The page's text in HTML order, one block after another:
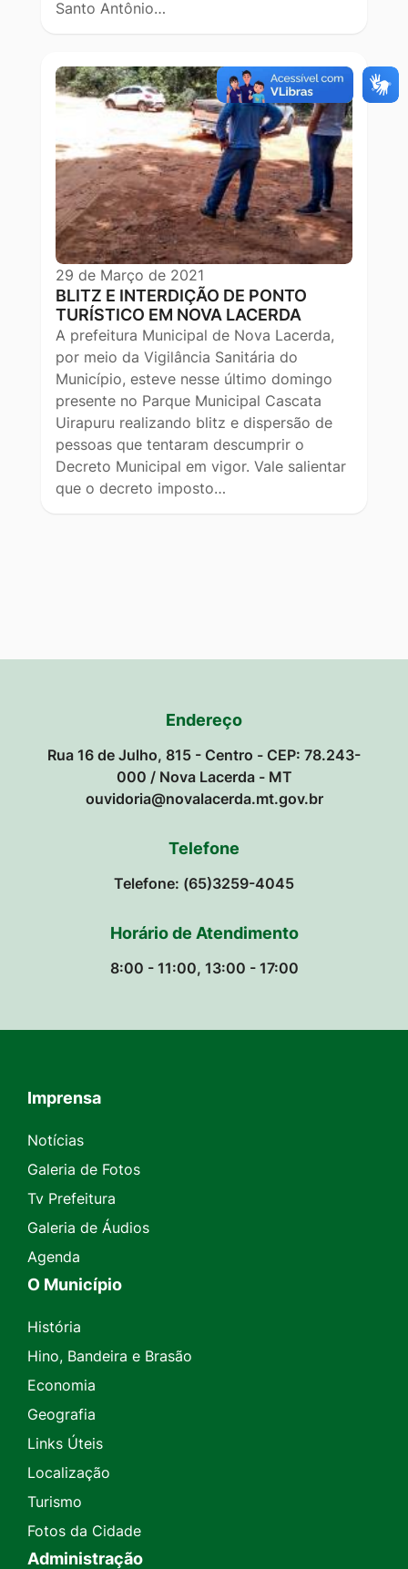
Santo Antônio…
29 de Março de 2021
BLITZ E INTERDIÇÃO DE PONTO
TURÍSTICO EM NOVA LACERDA
A prefeitura Municipal de Nova Lacerda,
por meio da Vigilância Sanitária do
Município, esteve nesse último domingo
presente no Parque Municipal Cascata
Uirapuru realizando blitz e dispersão de
pessoas que tentaram descumprir o
Decreto Municipal em vigor. Vale salientar
que o decreto imposto…
Endereço
Rua 16 de Julho, 815 - Centro - CEP: 78.243-
000 / Nova Lacerda - MT
ouvidoria@novalacerda.mt.gov.br
Telefone
Telefone: (65)3259-4045
Horário de Atendimento
8:00 - 11:00, 13:00 - 17:00
Seção do Rodapé e Contato
Imprensa
Notícias
Galeria de Fotos
Tv Prefeitura
Galeria de Áudios
Agenda
O Município
História
Hino, Bandeira e Brasão
Economia
Geografia
Links Úteis
Localização
Turismo
Fotos da Cidade
Administração